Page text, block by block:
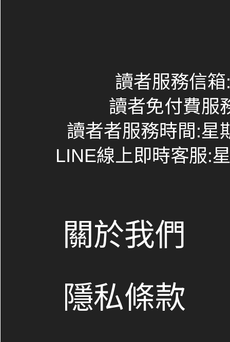
讀者服務信
讀者免付費服
讀者者服務時間:星
LINE線上即時客服:
關於我們
隱私條款